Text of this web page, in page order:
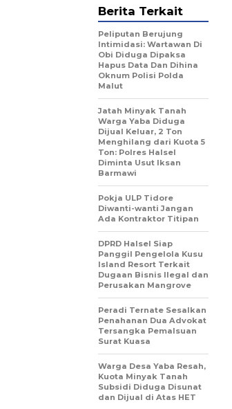
Berita Terkait
Peliputan Berujung
Intimidasi: Wartawan Di
Obi Diduga Dipaksa
Hapus Data Dan Dihina
Oknum Polisi Polda
Malut
Jatah Minyak Tanah
Warga Yaba Diduga
Dijual Keluar, 2 Ton
Menghilang dari Kuota 5
Ton: Polres Halsel
Diminta Usut Iksan
Barmawi
Pokja ULP Tidore
Diwanti-wanti Jangan
Ada Kontraktor Titipan
DPRD Halsel Siap
Panggil Pengelola Kusu
Island Resort Terkait
Dugaan Bisnis Ilegal dan
Perusakan Mangrove
Peradi Ternate Sesalkan
Penahanan Dua Advokat
Tersangka Pemalsuan
Surat Kuasa
Warga Desa Yaba Resah,
Kuota Minyak Tanah
Subsidi Diduga Disunat
dan Dijual di Atas HET